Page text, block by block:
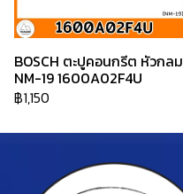
BOSCH ตะปูคอนกรีต หัวกลม
NM-19 1600A02F4U
฿1,150